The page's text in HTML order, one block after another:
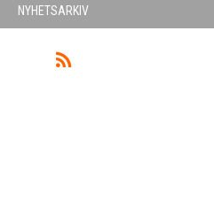
NYHETSARKIV